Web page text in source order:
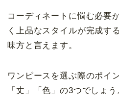
コーディネートに悩む必要
く上品なスタイルが完成す
味方と言えます。
ワンピースを選ぶ際のポイ
「丈」「色」の3つでしょう